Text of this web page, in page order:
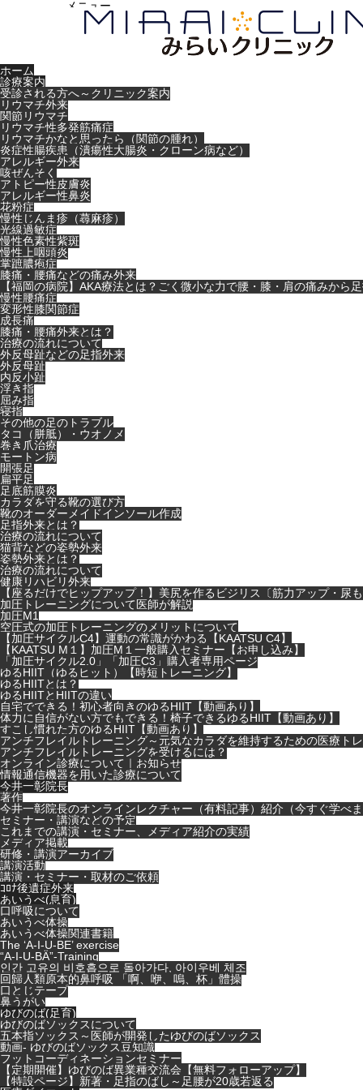
メニュー
ホーム
診療案内
受診される方へ～クリニック案内
リウマチ外来
関節リウマチ
リウマチ性多発筋痛症
リウマチかなと思ったら（関節の腫れ）
炎症性腸疾患（潰瘍性大腸炎・クローン病など）
アレルギー外来
咳ぜんそく
アトピー性皮膚炎
アレルギー性鼻炎
花粉症
慢性じんま疹（蕁麻疹）
光線過敏症
慢性色素性紫斑
慢性上咽頭炎
掌蹠膿疱症
膝痛・腰痛などの痛み外来
【福岡の病院】AKA療法とは？ごく微小な力で腰・膝・肩の痛みから
慢性腰痛症
変形性膝関節症
成長痛
膝痛・腰痛外来とは？
治療の流れについて
外反母趾などの足指外来
外反母趾
内反小趾
浮き指
屈み指
寝指
その他の足のトラブル
タコ（胼胝）・ウオノメ
巻き爪治療
モートン病
開張足
扁平足
足底筋膜炎
カラダを守る靴の選び方
靴のオーダーメイドインソール作成
足指外来とは？
治療の流れについて
猫背などの姿勢外来
姿勢外来とは？
治療の流れについて
健康リハビリ外来
【座るだけでヒップアップ！】美尻を作るビジリス〔筋力アップ・尿も
加圧トレーニングについて医師が解説
加圧M1
空圧式の加圧トレーニングのメリットについて
【加圧サイクルC4】運動の常識がかわる【KAATSU C4】
【KAATSU M１】加圧M１一般購入セミナー【お申し込み】
「加圧サイクル2.0」「加圧C3」購入者専用ページ
ゆるHIIT（ゆるヒット）【時短トレーニング】
ゆるHIITとは？
ゆるHIITとHIITの違い
自宅でできる！初心者向きのゆるHIIT【動画あり】
体力に自信がない方でもできる！椅子できるゆるHIIT【動画あり】
すこし慣れた方のゆるHIIT【動画あり】
アンチフレイルトレーニング～元気なカラダを維持するための医療ト
アンチフレイルトレーニングを受けるには？
オンライン診療について｜お知らせ
情報通信機器を用いた診療について
今井一彰院長
著作
今井一彰院長のオンラインレクチャー（有料記事）紹介（今すぐ学べま
セミナー・講演などの予定
これまでの講演・セミナー、メディア紹介の実績
メディア掲載
研修・講演アーカイブ
講演活動
講演・セミナー・取材のご依頼
ｺﾛﾅ後遺症外来
あいうべ(息育)
口呼吸について
あいうべ体操
あいうべ体操関連書籍
The ‘A-I-U-BE’ exercise
“A-I-U-BÄ”-Training
인간 고유의 비호흡으로 돌아가다, 아이우베 체조
回歸人類原本的鼻呼吸 「啊、咿、嗚、杯」體操
口とじテープ
鼻うがい
ゆびのば(足育)
ゆびのばソックスについて
五本指ソックス～医師が開発したゆびのばソックス
動画- ゆびのばソックス豆知識
フットコーディネーションセミナー
【定期開催】ゆびのば異業種交流会【無料フォローアップ】
【特設ページ】新著・足指のばし～足腰が20歳若返る